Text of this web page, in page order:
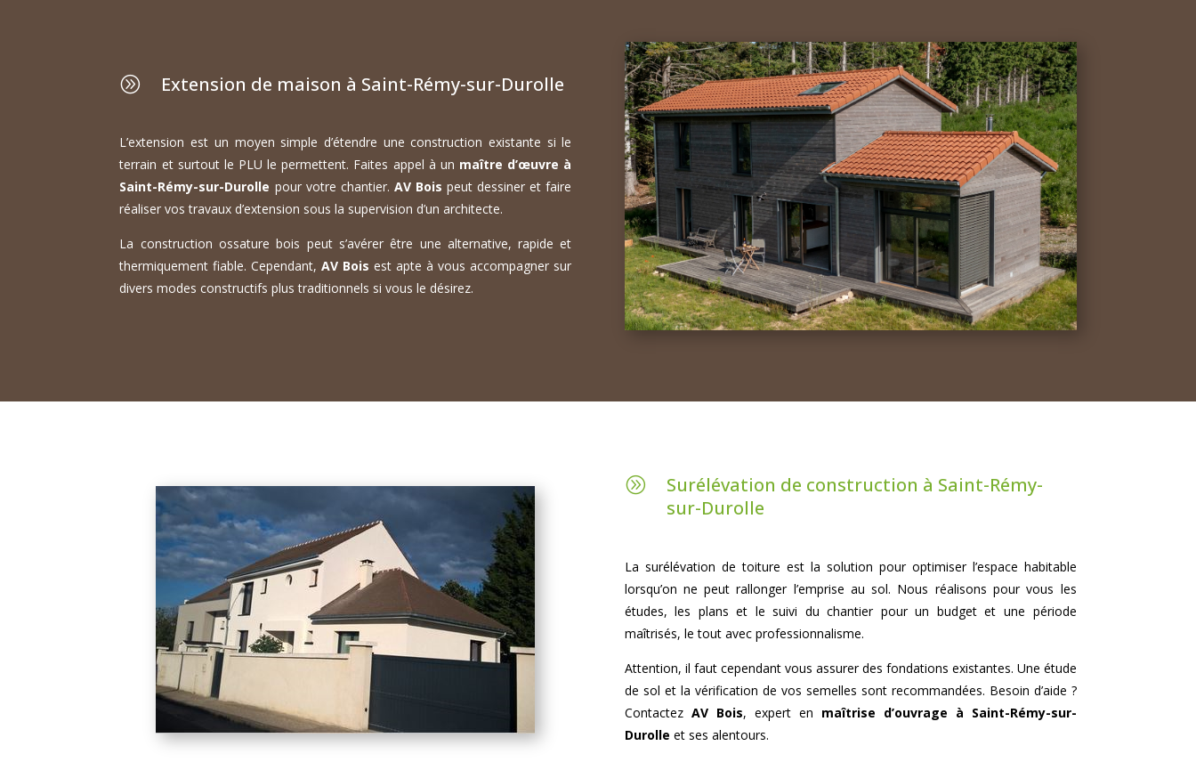
A Extension de maison à Saint-Rémy-sur-Durolle
L’extension est un moyen simple d’étendre une construction existante si le
terrain et surtout le PLU le permettent. Faites appel à un maître d’œuvre à
Saint-Rémy-sur-Durolle pour votre chantier. AV Bois peut dessiner et faire
réaliser vos travaux d’extension sous la supervision d’un architecte.
La construction ossature bois peut s’avérer être une alternative, rapide et
thermiquement fiable. Cependant,AV Bois est apte à vous accompagner sur
divers modes constructifs plus traditionnels si vous le désirez.
A
Surélévation de construction à Saint-Rémy-
sur-Durolle
La surélévation de toiture est la solution pour optimiser l’espace habitable
lorsqu’on ne peut rallonger l’emprise au sol. Nous réalisons pour vous les
études, les plans et le suivi du chantier pour un budget et une période
maîtrisés, le tout avec professionnalisme.
Attention, il faut cependant vous assurer des fondations existantes. Une étude
de sol et la vérification de vos semelles sont recommandées. Besoin d’aide ?
Contactez AV Bois, expert en maîtrise d’ouvrage à Saint-Rémy-sur-
Durolle et ses alentours.